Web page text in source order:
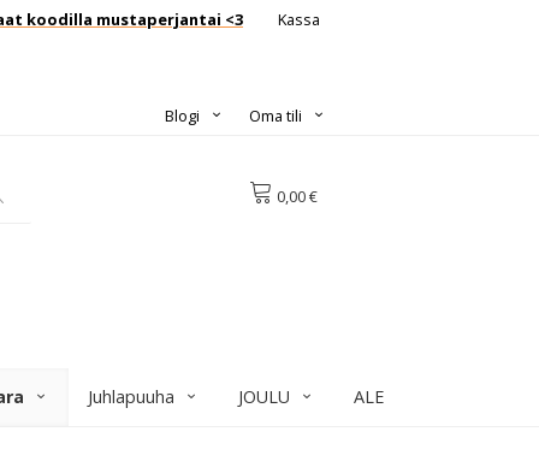
koodilla mustaperjantai <3
Kassa
Oma tili
Blogi
0,00 €
Juhlapuuha JOULU ALE